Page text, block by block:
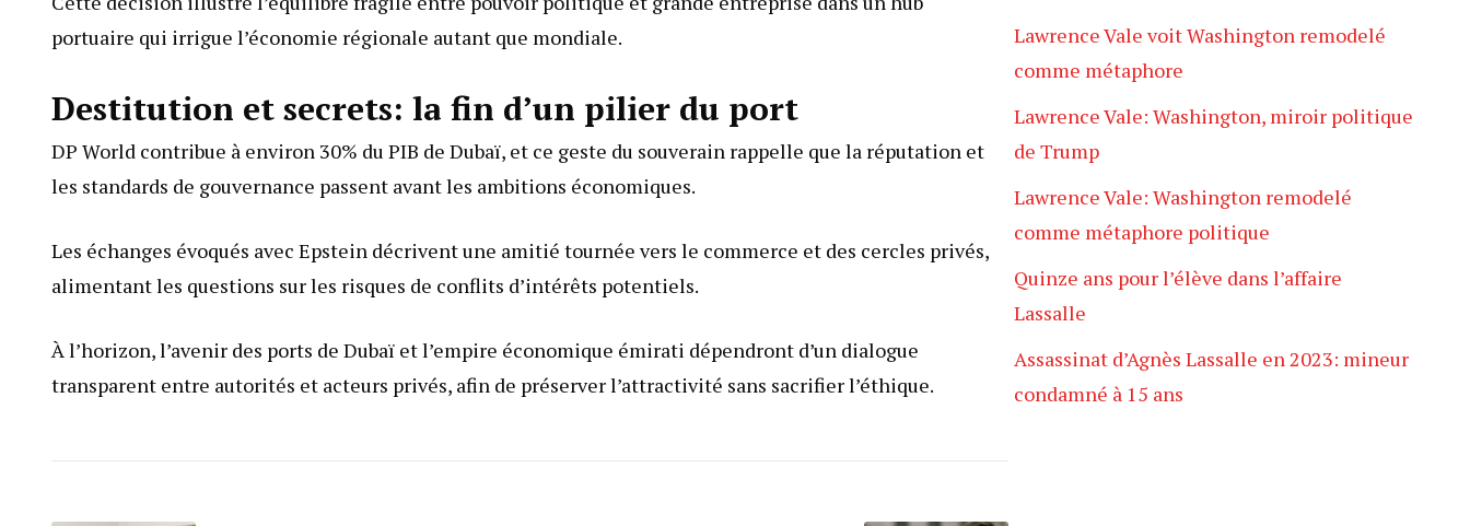
portuaire qui irrigue l’économie régionale autant que mondiale.
Destitution et secrets: la fin d’un pilier du port
DP World contribue à environ 30% du PIB de Dubaï, et ce geste du souverain rappelle que la réputation et
les standards de gouvernance passent avant les ambitions économiques.
Les échanges évoqués avec Epstein décrivent une amitié tournée vers le commerce et des cercles privés,
alimentant les questions sur les risques de conflits d’intérêts potentiels.
À l’horizon, l’avenir des ports de Dubaï et l’empire économique émirati dépendront d’un dialogue
transparent entre autorités et acteurs privés, afin de préserver l’attractivité sans sacrifier l’éthique.
Lawrence Vale voit Washington remodelé
comme métaphore
Lawrence Vale: Washington, miroir politique
de Trump
Lawrence Vale: Washington remodelé
comme métaphore politique
Quinze ans pour l’élève dans l’affaire
Lassalle
Assassinat d’Agnès Lassalle en 2023: mineur
condamné à 15 ans